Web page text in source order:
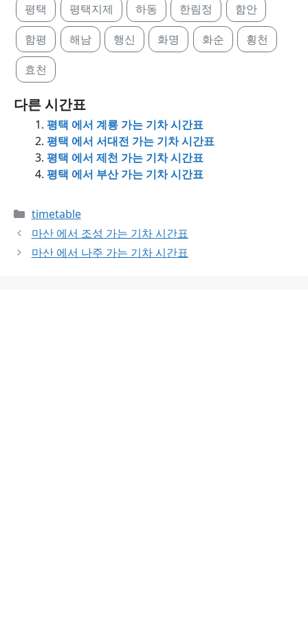
평택 평택지제 하동 한림정 함안
함평 해남 행신 화명 화순 횡천
효천
다른 시간표
평택 에서 계룡 가는 기차 시간표
평택 에서 서대전 가는 기차 시간표
평택 에서 제천 가는 기차 시간표
평택 에서 부산 가는 기차 시간표
Categories
timetable
마산 에서 조성 가는 기차 시간표
마산 에서 나주 가는 기차 시간표